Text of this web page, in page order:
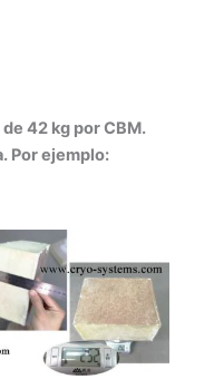
42 kg por CBM.
Por ejemplo: